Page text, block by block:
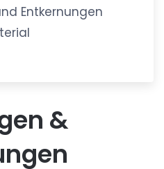
Entkernungen
&